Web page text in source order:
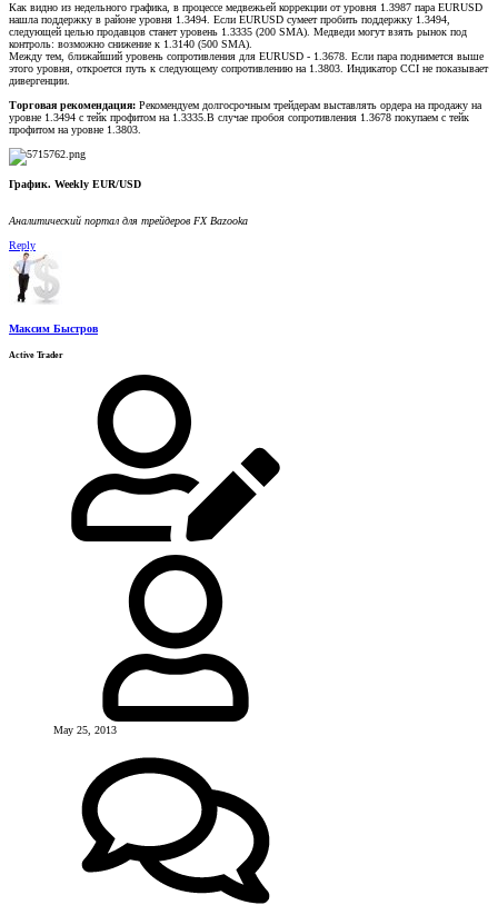
Как видно из недельного графика, в процессе медвежьей коррекции от уровня 1.3987 пара EURUSD
нашла поддержку в районе уровня 1.3494. Если EURUSD сумеет пробить поддержку 1.3494,
следующей целью продавцов станет уровень 1.3335 (200 SMA). Медведи могут взять рынок под
контроль: возможно снижение к 1.3140 (500 SMA).
Между тем, ближайший уровень сопротивления для EURUSD - 1.3678. Если пара поднимется выше
этого уровня, откроется путь к следующему сопротивлению на 1.3803. Индикатор CCI не показывает
дивергенции.
Торговая рекомендация: Рекомендуем долгосрочным трейдерам выставлять ордера на продажу на
уровне 1.3494 с тейк профитом на 1.3335.В случае пробоя сопротивления 1.3678 покупаем с тейк
профитом на уровне 1.3803.
График. Weekly EUR/USD
Аналитический портал для трейдеров FX Bazooka
Reply
Максим Быстров
Active Trader
May 25, 2013